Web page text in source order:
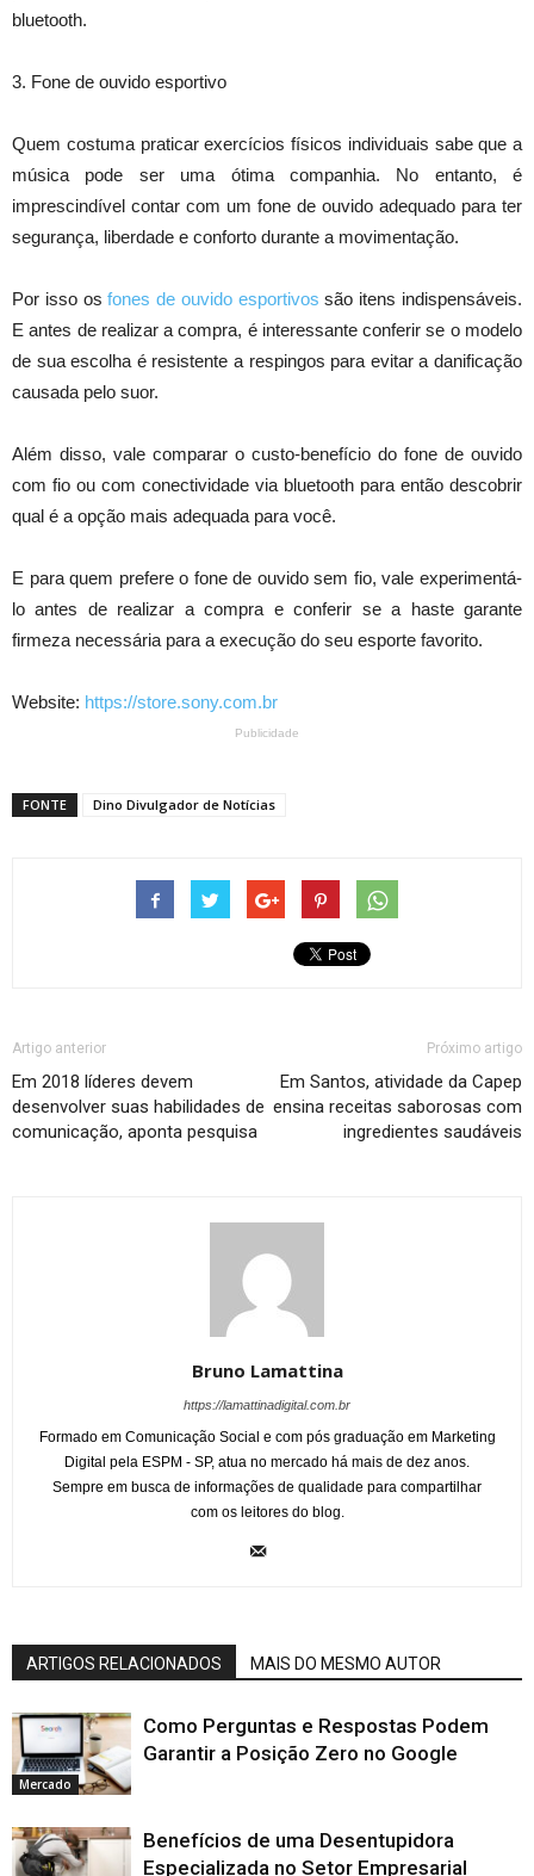
bluetooth.
3. Fone de ouvido esportivo
Quem costuma praticar exercícios físicos individuais sabe que a
música pode ser uma ótima companhia. No entanto, é
imprescindível contar com um fone de ouvido adequado para ter
segurança, liberdade e conforto durante a movimentação.
Por isso osfones de ouvido esportivossão itens indispensáveis.
E antes de realizar a compra, é interessante conferir se o modelo
de sua escolha é resistente a respingos para evitar a danificação
causada pelo suor.
Além disso, vale comparar o custo-benefício do fone de ouvido
com fio ou com conectividade via bluetooth para então descobrir
qual é a opção mais adequada para você.
E para quem prefere o fone de ouvido sem fio, vale experimentá-
lo antes de realizar a compra e conferir se a haste garante
firmeza necessária para a execução do seu esporte favorito.
Website: https://store.sony.com.br
Publicidade
FONTE Dino Divulgador de Notícias
Artigo anterior
Em 2018 líderes devem
desenvolver suas habilidades de
comunicação, aponta pesquisa
Próximo artigo
Em Santos, atividade da Capep
ensina receitas saborosas com
ingredientes saudáveis
Bruno Lamattina
https://lamattinadigital.com.br
Formado em Comunicação Social e com pós graduação em Marketing
Digital pela ESPM - SP, atua no mercado há mais de dez anos.
Sempre em busca de informações de qualidade para compartilhar
com os leitores do blog.
ARTIGOS RELACIONADOS MAIS DO MESMO AUTOR
Mercado
Como Perguntas e Respostas Podem
Garantir a Posição Zero no Google
Benefícios de uma Desentupidora
Especializada no Setor Empresarial